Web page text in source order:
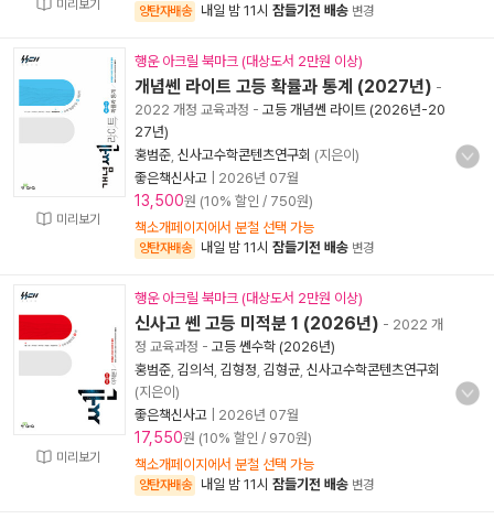
미리보기 양탄자배송 내일 밤 11시 잠들기전 배송 변경
미리보기
행운 아크릴 북마크 (대상도서 2만원 이상)
개념쎈 라이트 고등 확률과 통계 (2027년) -
2022 개정 교육과정 - 고등 개념쎈 라이트 (2026년-20
27년)
홍범준 신사고수학콘텐츠연구회 (지은이)
좋은책신사고
2026년 07월
13,500원 (10% 할인 / 750원)
책소개페이지에서 분철 선택 가능
양탄자배송 내일 밤 11시 잠들기전 배송 변경
미리보기
행운 아크릴 북마크 (대상도서 2만원 이상)
신사고 쎈 고등 미적분 1 (2026년) - 2022 개
정 교육과정 - 고등 쎈수학 (2026년)
홍범준 김의석 김형정 김형균 신사고수학콘텐츠연구회
(지은이)
좋은책신사고
2026년 07월
17,550원 (10% 할인 / 970원)
책소개페이지에서 분철 선택 가능
양탄자배송 내일 밤 11시 잠들기전 배송 변경